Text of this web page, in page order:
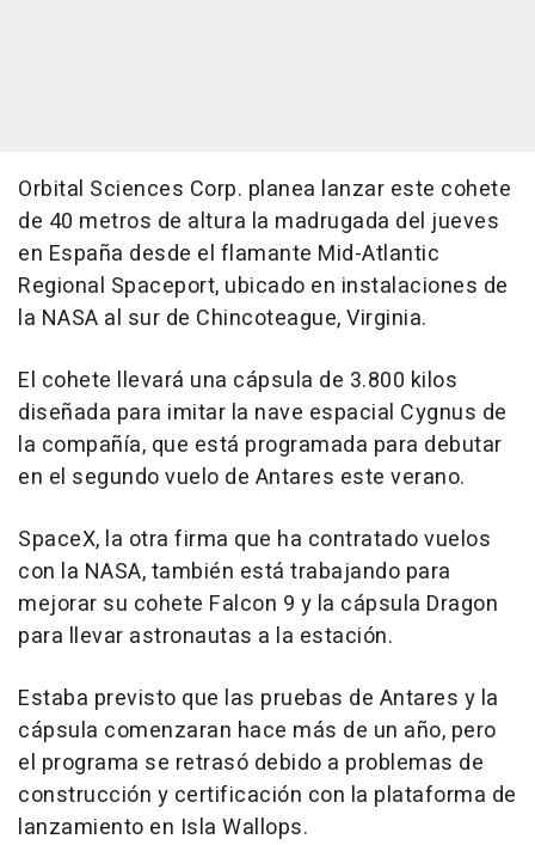
Orbital Sciences Corp. planea lanzar este cohete
de 40 metros de altura la madrugada del jueves
en España desde el flamante Mid-Atlantic
Regional Spaceport, ubicado en instalaciones de
la NASA al sur de Chincoteague, Virginia.
El cohete llevará una cápsula de 3.800 kilos
diseñada para imitar la nave espacial Cygnus de
la compañía, que está programada para debutar
en el segundo vuelo de Antares este verano.
SpaceX, la otra firma que ha contratado vuelos
con la NASA, también está trabajando para
mejorar su cohete Falcon 9 y la cápsula Dragon
para llevar astronautas a la estación.
Estaba previsto que las pruebas de Antares y la
cápsula comenzaran hace más de un año, pero
el programa se retrasó debido a problemas de
construcción y certificación con la plataforma de
lanzamiento en Isla Wallops.